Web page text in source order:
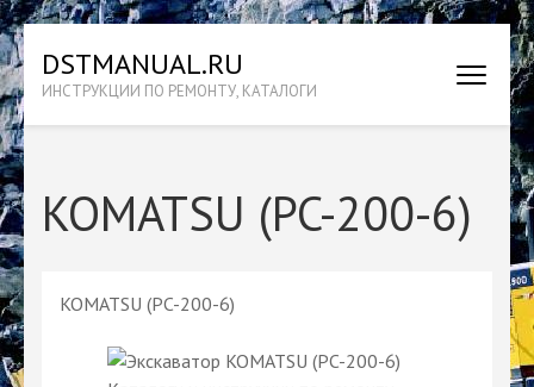
Перейти
к
содержимому
(нажмите
Enter)
DSTMANUAL.RU
ИНСТРУКЦИИ ПО РЕМОНТУ, КАТАЛОГИ
KOMATSU (PC-200-6)
KOMATSU (PC-200-6)